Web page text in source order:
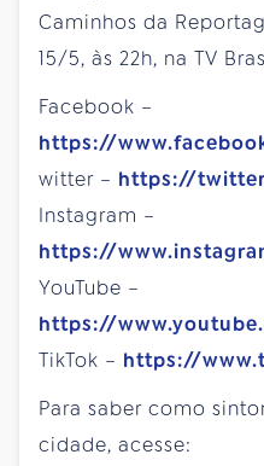
Caminhos da
15/5, às 22h, na TV
Facebook –
https://
witter – https://
Instagram –
https://
YouTube –
https://
TikTok – https://
Para saber como
cidade, acesse: